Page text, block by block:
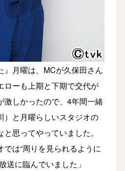
月曜は、MCが久保田さん
ローも上期と下期で交代が
激しかったので、4年間一緒
）と月曜らしいスタジオの
思ってやっていました。
は“周りを見られるように
送に臨んでいました」